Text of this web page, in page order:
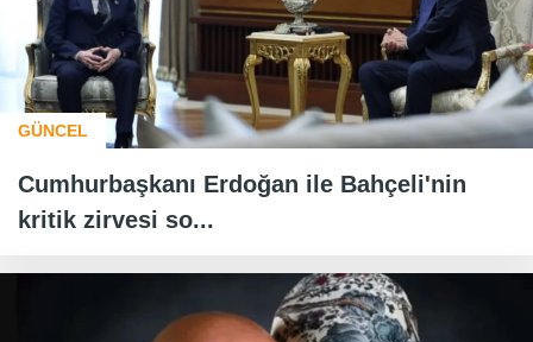
GÜNCEL
Cumhurbaşkanı Erdoğan ile Bahçeli'nin
kritik zirvesi so...